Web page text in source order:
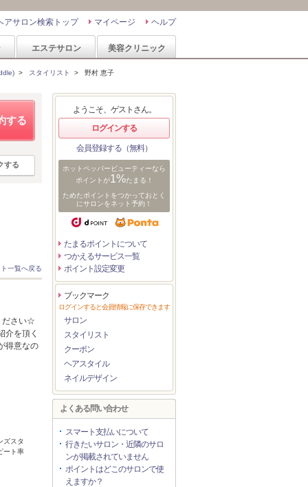
ヘルプ
マイページ
アサロン検索トップ
エステサロン 美容クリニック
> スタイリスト > 野村 恵子
する
する
一覧へ戻る
ださい☆
介を頂く
得意なの
ズスタ
ート率
ようこそ、ゲストさん。
ログインする
会員登録する（無料）
ホットペッパービューティーなら
ポイントが1%たまる！
ためたポイントをつかっておとく
にサロンをネット予約！
たまるポイントについて
つかえるサービス一覧
ポイント設定変更
ブックマーク
ログインすると会員情報に保存できます
サロン
スタイリスト
クーポン
ヘアスタイル
ネイルデザイン
よくある問い合わせ
スマート支払いについて
行きたいサロン・近隣のサロ
ンが掲載されていません
ポイントはどこのサロンで使
えますか？